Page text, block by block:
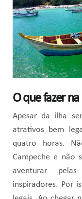
O que fazer
Apesar da ilha
atrativos bem
quatro horas.
Campeche e não
aventurar
inspiradores. Por